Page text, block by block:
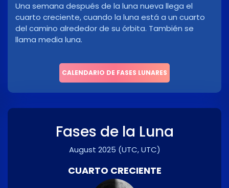
Una semana después de la luna nueva llega el
cuarto creciente, cuando la luna está a un cuarto
del camino alrededor de su órbita. También se
llama media luna.
CALENDARIO DE FASES LUNARES
Fases de la Luna
August 2025 (UTC, UTC)
CUARTO CRECIENTE